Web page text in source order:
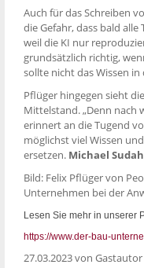
Auch für das Schreiben
die Gefahr, dass bald
weil die KI nur
grundsätzlich richtig,
sollte nicht das Wissen
Pflüger hingegen sieht
Mittelstand. „Denn nach
erinnert an die Tugend
möglichst viel Wissen
ersetzen. Michael
Bild: Felix Pflüger von
Unternehmen bei der
Lesen Sie mehr in unserer
https://www.der-bau-
27.03.2023von Gastautor